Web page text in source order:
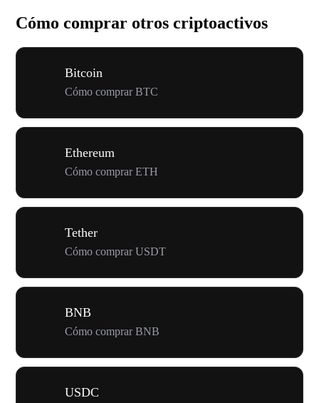
Cómo comprar otros criptoactivos
Bitcoin
Cómo comprar BTC
Ethereum
Cómo comprar ETH
Tether
Cómo comprar USDT
BNB
Cómo comprar BNB
USDC